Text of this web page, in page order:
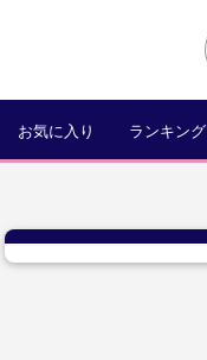
お気に入り ランキング